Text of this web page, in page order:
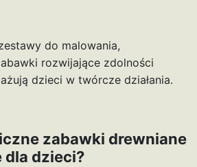
do malowania,
rozwijające zdolności
dzieci w twórcze działania.
zabawki drewniane
dla dzieci?